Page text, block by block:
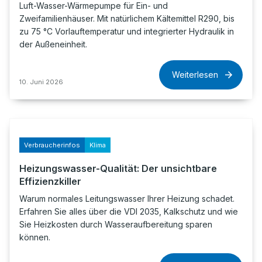
Luft-Wasser-Wärmepumpe für Ein- und
Zweifamilienhäuser. Mit natürlichem Kältemittel R290, bis
zu 75 °C Vorlauftemperatur und integrierter Hydraulik in
der Außeneinheit.
10. Juni 2026
Weiterlesen
Verbraucherinfos Klima
Heizungswasser-Qualität: Der unsichtbare
Effizienzkiller
Warum normales Leitungswasser Ihrer Heizung schadet.
Erfahren Sie alles über die VDI 2035, Kalkschutz und wie
Sie Heizkosten durch Wasseraufbereitung sparen
können.